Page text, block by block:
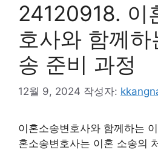
24120918. 이
호사와 함께
송 준비 과정
12월 9, 2024 작성자:
이혼소송변호사와 함께하는
혼소송변호사는 이혼 소송의